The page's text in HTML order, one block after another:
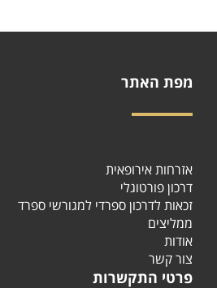
מפת האתר
אזרחות אירופאית
דרכון פורטוגלי
זכאות לדרכון ספרדי למגורשי ספרד
ממליצים
אודות
צור קשר
פרטי התקשרות